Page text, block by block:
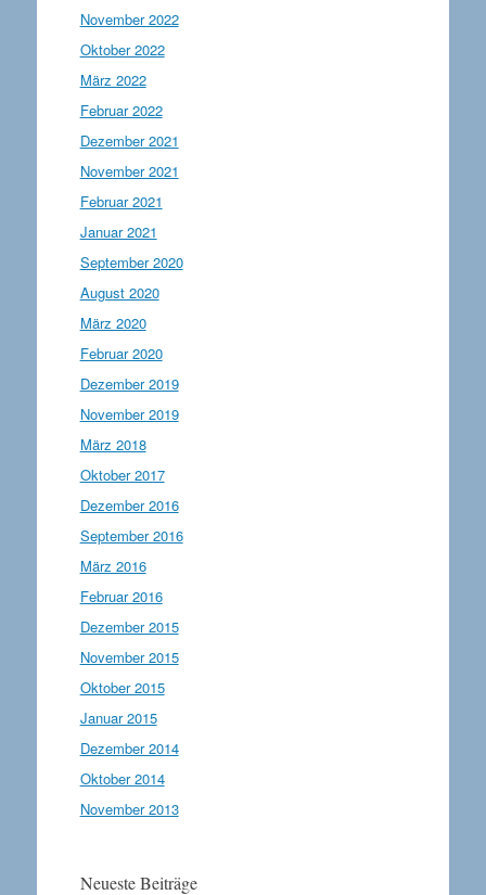
November 2022
Oktober 2022
März 2022
Februar 2022
Dezember 2021
November 2021
Februar 2021
Januar 2021
September 2020
August 2020
März 2020
Februar 2020
Dezember 2019
November 2019
März 2018
Oktober 2017
Dezember 2016
September 2016
März 2016
Februar 2016
Dezember 2015
November 2015
Oktober 2015
Januar 2015
Dezember 2014
Oktober 2014
November 2013
Neueste Beiträge